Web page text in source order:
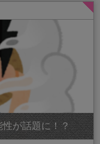
が話題に！？